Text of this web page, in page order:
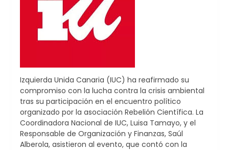
Izquierda Unida Canaria (IUC) ha reafirmado su
compromiso con la lucha contra la crisis ambiental
tras su participación en el encuentro político
organizado por la asociación Rebelión Científica. La
Coordinadora Nacional de IUC, Luisa Tamayo, y el
Responsable de Organización y Finanzas, Saúl
Alberola, asistieron al evento, que contó con la